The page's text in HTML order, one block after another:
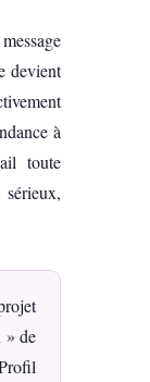
devient
à
toute
» de